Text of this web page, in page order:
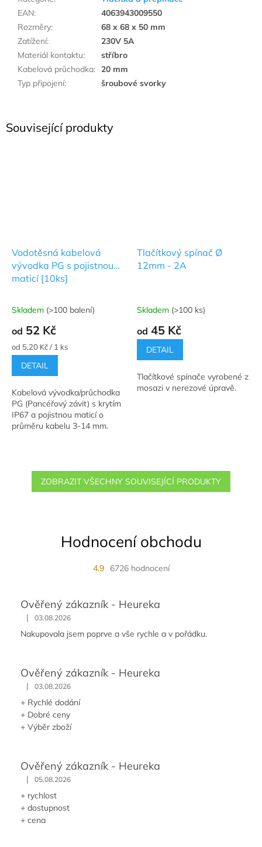
Související produkty
Vodotěsná kabelová
vývodka PG s pojistnou
maticí [10ks]
Průměrné
produktu
je
5,0
5
hvězdiček.
Skladem (>100 balení)
od 52 Kč
Měrná
cena:
od 5,20 Kč / 1 ks
DETAIL
Kabelová vývodka/průchodka
PG (Pancéřový závit) s krytím
IP67 a pojistnou maticí o
průměru kabelu 3-14 mm.
Tlačítkový spínač Ø
12mm - 2A
Průměrné
produktu
5,0
5
hvězdiček.
Skladem (>100 ks)
od 45 Kč
DETAIL
Tlačítkové spínače vyrobené z
mosazi v nerezové úpravě.
ZOBRAZIT VŠECHNY SOUVISEJÍCÍ PRODUKTY
EAN:
4063943009550
Rozměry:
68 x 68 x 50 mm
Zatížení:
230V 5A
Materiál kontaktu:
stříbro
Kabelová průchodka: 20 mm
Typ připojení: šroubové svorky
Hodnocení obchodu
4,9 6726 hodnocení
Ověřený zákazník - Heureka
| 03.08.2026
Nakupovala jsem poprve a vše rychle a v pořádku.
Ověřený zákazník - Heureka
| 03.08.2026
+ Rychlé dodání
+ Dobré ceny
+ Výběr zboží
Ověřený zákazník - Heureka
| 05.08.2026
+ rychlost
+ dostupnost
+ cena